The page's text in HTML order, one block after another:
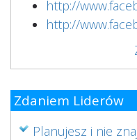
http://
http://
Zdaniem Liderów
Planujesz i nie